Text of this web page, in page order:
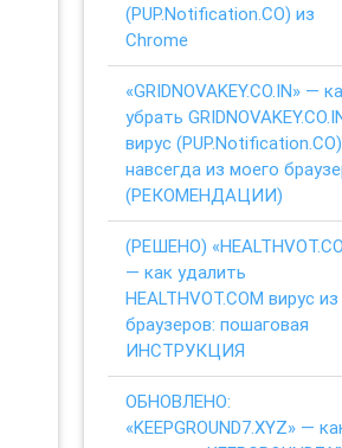
(PUP.Notification.CO) из
Chrome
«GRIDNOVAKEY.CO.IN» —
убрать
вирус (PUP.Notification.CO)
навсегда из моего
(РЕКОМЕНДАЦИИ)
(РЕШЕНО)
— как удалить
HEALTHVOT.COM вирус из
браузеров: пошаговая
ИНСТРУКЦИЯ
ОБНОВЛЕНО:
«KEEPGROUND7.XYZ» —